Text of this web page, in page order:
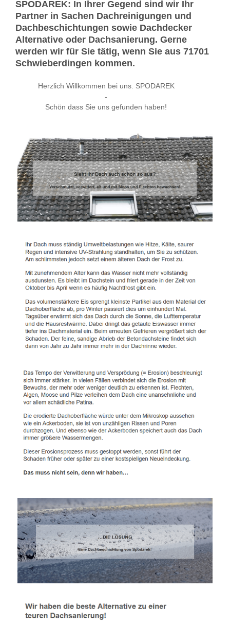
SPODAREK: In Ihrer Gegend sind wir Ihr
Partner in Sachen Dachreinigungen und
Dachbeschichtungen sowie Dachdecker
Alternative oder Dachsanierung. Gerne
werden wir für Sie tätig, wenn Sie aus 71701
Schwieberdingen kommen.
Herzlich Willkommen bei uns. SPODAREK
-
Schön dass Sie uns gefunden haben!